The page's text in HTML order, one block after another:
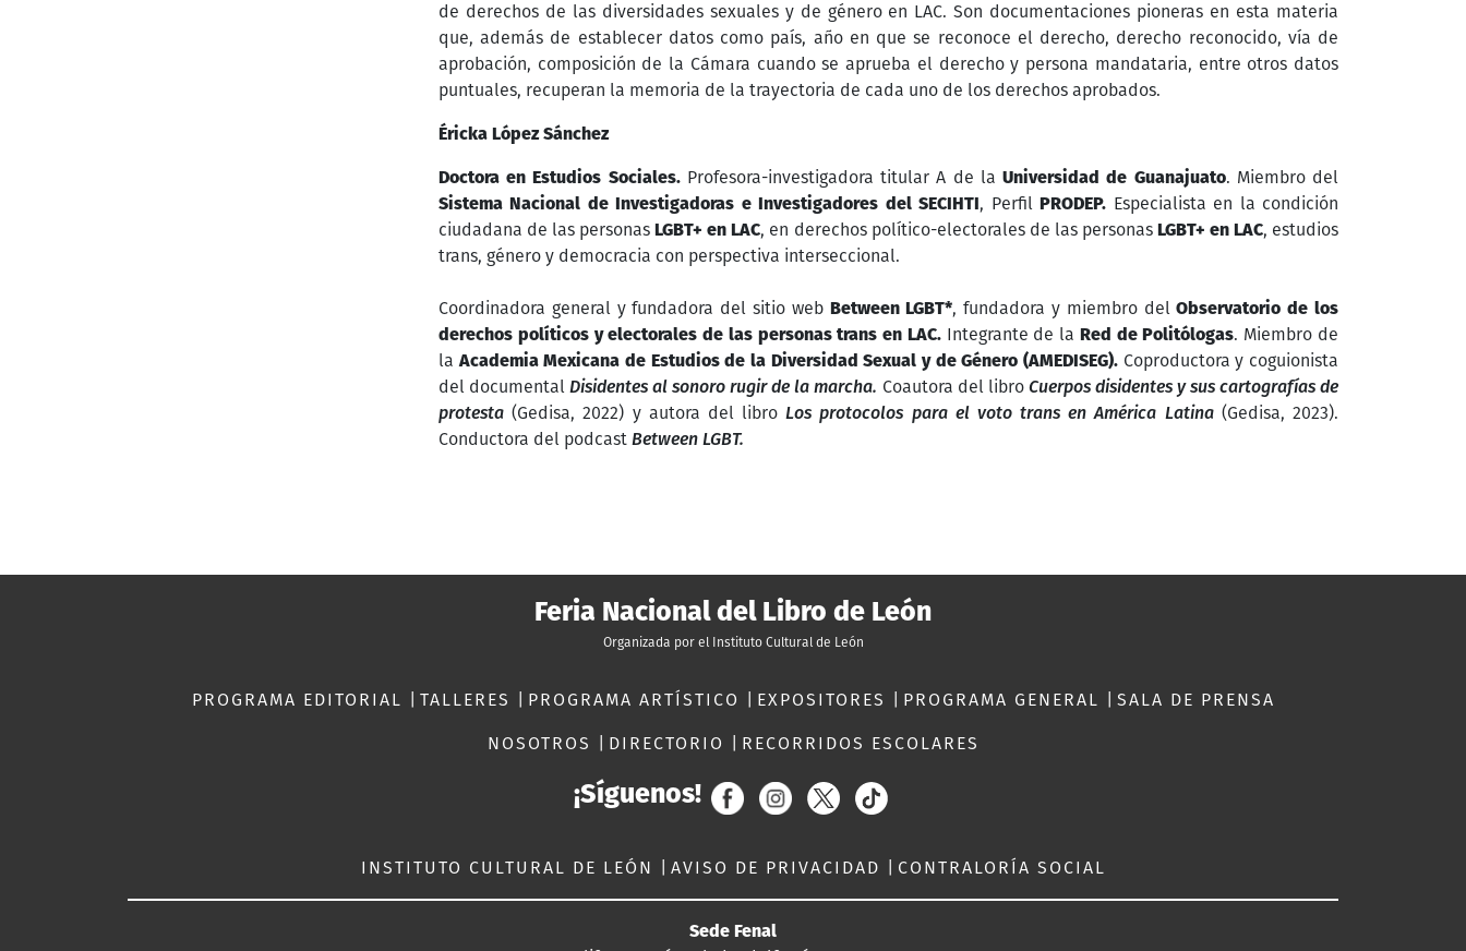
de derechos de las diversidades sexuales y de género en LAC. Son documentaciones pioneras en esta materia
que, además de establecer datos como país, año en que se reconoce el derecho, derecho reconocido, vía de
aprobación, composición de la Cámara cuando se aprueba el derecho y persona mandataria, entre otros datos
puntuales, recuperan la memoria de la trayectoria de cada uno de los derechos aprobados.
Éricka López Sánchez
Doctora en Estudios Sociales.Profesora-investigadora titular A de laUniversidad de Guanajuato. Miembro del
Sistema Nacional de Investigadoras e Investigadores del SECIHTI, PerfilPRODEP. Especialista en la condición
ciudadana de las personasLGBT+ en LAC, en derechos político-electorales de las personasLGBT+ en LAC, estudios
trans, género y democracia con perspectiva interseccional.
Coordinadora general y fundadora del sitio web Between LGBT*, fundadora y miembro delObservatorio de los
derechos políticos y electorales de las personas trans en LAC.Integrante de la Red de Politólogas. Miembro de
laAcademia Mexicana de Estudios de la Diversidad Sexual y de Género (AMEDISEG). Coproductora y coguionista
del documentalDisidentes al sonoro rugir de la marcha. Coautora del libro Cuerpos disidentes y sus cartografías de
protesta (Gedisa, 2022) y autora del libroLos protocolos para el voto trans en América Latina (Gedisa, 2023).
Conductora del podcast Between LGBT.
Feria Nacional del Libro de León
Organizada por el Instituto Cultural de León
PROGRAMA EDITORIAL TALLERES PROGRAMA ARTÍSTICO EXPOSITORES PROGRAMA GENERAL SALA DE PRENSA
NOSOTROS DIRECTORIO RECORRIDOS ESCOLARES
¡Síguenos!
INSTITUTO CULTURAL DE LEÓN AVISO DE PRIVACIDAD CONTRALORÍA SOCIAL
Sede Fenal